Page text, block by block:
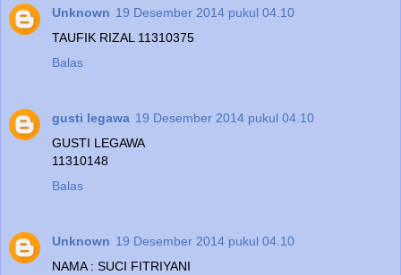
Unknown 19 Desember 2014 pukul 04.10
TAUFIK RIZAL 11310375
Balas
gusti legawa 19 Desember 2014 pukul 04.10
GUSTI LEGAWA
11310148
Balas
Unknown 19 Desember 2014 pukul 04.10
NAMA : SUCI FITRIYANI